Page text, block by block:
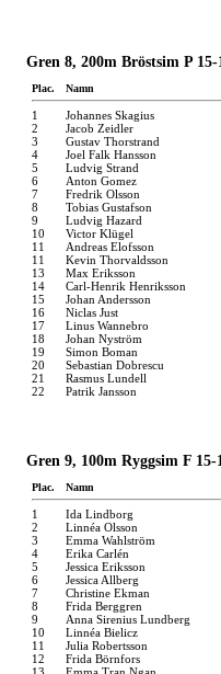
Gren 8, 200m Bröstsim P
Plac. Namn
1 Johannes Skagius
2
Jacob Zeidler
3
Gustav Thorstrand
4
Joel Falk Hansson
5
Ludvig Strand
6
Anton Gomez
7
Fredrik Olsson
8
Tobias Gustafson
9
Ludvig Hazard
10
Victor Klügel
11
Andreas Elofsson
11
Kevin Thorvaldsson
13
Max Eriksson
14
Carl-Henrik Henriksson
15
Johan Andersson
16
Niclas Just
17
Linus Wannebro
18
Johan Nyström
19
Simon Boman
20
Sebastian Dobrescu
21
Rasmus Lundell
22
Patrik Jansson
Gren 9, 100m Ryggsim F
Plac. Namn
1 Ida Lindborg
2
Linnéa Olsson
3
Emma Wahlström
4
Erika Carlén
5
Jessica Eriksson
6
Jessica Allberg
7
Christine Ekman
8
Frida Berggren
9
Anna Sirenius Lundberg
10
Linnéa Bielicz
11
Julia Robertsson
12
Frida Börnfors